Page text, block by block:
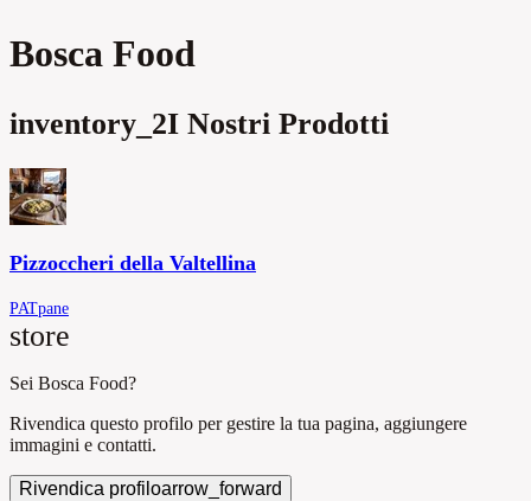
Bosca Food
inventory_2I Nostri Prodotti
Pizzoccheri della Valtellina
PATpane
store
Sei Bosca Food?
Rivendica questo profilo per gestire la tua pagina, aggiungere
immagini e contatti.
Rivendica profiloarrow_forward